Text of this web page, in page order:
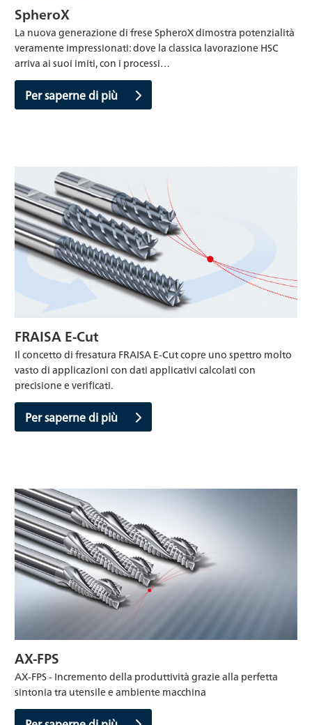
SpheroX
La nuova generazione di frese SpheroX dimostra potenzialità
veramente impressionati: dove la classica lavorazione HSC
arriva ai suoi imiti, con i processi…
Per saperne di più
FRAISA E-Cut
Il concetto di fresatura FRAISA E-Cut copre uno spettro molto
vasto di applicazioni con dati applicativi calcolati con
precisione e verificati.
Per saperne di più
AX-FPS
AX-FPS - Incremento della produttività grazie alla perfetta
sintonia tra utensile e ambiente macchina